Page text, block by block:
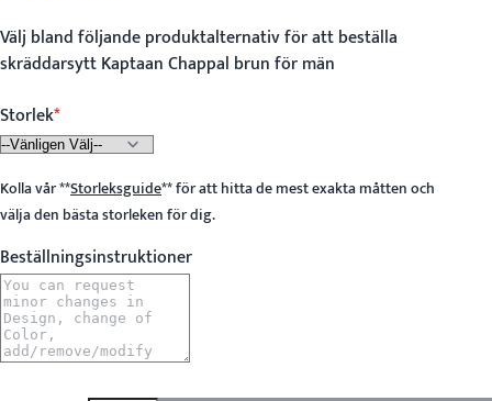
Välj bland följande produktalternativ för att beställa
skräddarsytt Kaptaan Chappal brun för män
Storlek
Kolla vår**Storleksguide**för att hitta de mest exakta måtten och
välja den bästa storleken för dig.
Beställningsinstruktioner